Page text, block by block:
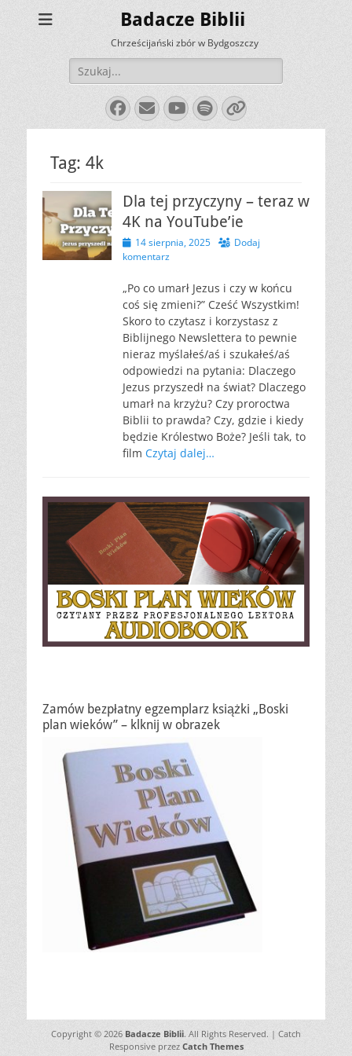
Badacze Biblii
Chrześcijański zbór w Bydgoszczy
Szukaj:
Facebook
E-
mail
YouTube
Spotify
Link
Tag: 4k
Dla tej przyczyny – teraz w
4K na YouTube’ie
Opublikowano
14 sierpnia, 2025
Dodaj
komentarz
„Po co umarł Jezus i czy w końcu
coś się zmieni?” Cześć Wszystkim!
Skoro to czytasz i korzystasz z
Biblijnego Newslettera to pewnie
nieraz myślałeś/aś i szukałeś/aś
odpowiedzi na pytania: Dlaczego
Jezus przyszedł na świat? Dlaczego
umarł na krzyżu? Czy proroctwa
Biblii to prawda? Czy, gdzie i kiedy
będzie Królestwo Boże? Jeśli tak, to
film Czytaj dalej…
Zamów bezpłatny egzemplarz książki „Boski
plan wieków” – klknij w obrazek
Copyright © 2026 Badacze Biblii. All Rights Reserved. | Catch
Responsive przez Catch Themes